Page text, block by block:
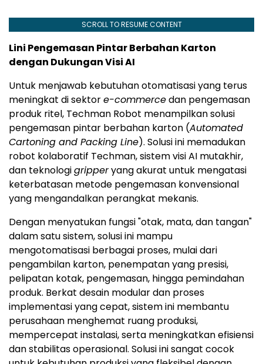
SCROLL TO RESUME CONTENT
Lini Pengemasan Pintar Berbahan Karton
dengan Dukungan Visi AI
Untuk menjawab kebutuhan otomatisasi yang terus
meningkat di sektore-commercedan pengemasan
produk ritel, Techman Robot menampilkan solusi
pengemasan pintar berbahan karton (Automated
Cartoning and Packing Line). Solusi ini memadukan
robot kolaboratif Techman, sistem visi AI mutakhir,
dan teknologigripperyang akurat untuk mengatasi
keterbatasan metode pengemasan konvensional
yang mengandalkan perangkat mekanis.
Dengan menyatukan fungsi "otak, mata, dan tangan"
dalam satu sistem, solusi ini mampu
mengotomatisasi berbagai proses, mulai dari
pengambilan karton, penempatan yang presisi,
pelipatan kotak, pengemasan, hingga pemindahan
produk. Berkat desain modular dan proses
implementasi yang cepat, sistem ini membantu
perusahaan menghemat ruang produksi,
mempercepat instalasi, serta meningkatkan efisiensi
dan stabilitas operasional. Solusi ini sangat cocok